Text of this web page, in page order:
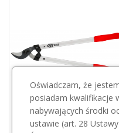
FELCO
Oświadczam, że
posiadam kwalifikacje
nabywających środki
ustawie (art. 28